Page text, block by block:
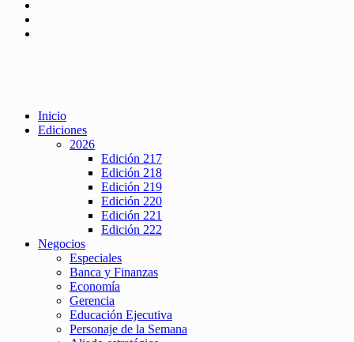
Inicio
Ediciones
2026
Edición 217
Edición 218
Edición 219
Edición 220
Edición 221
Edición 222
Negocios
Especiales
Banca y Finanzas
Economía
Gerencia
Educación Ejecutiva
Personaje de la Semana